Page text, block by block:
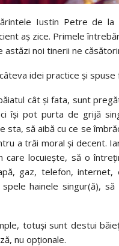
Iustin Petre de la
aș zice. Primele
noi tinerii ne
idei practice și
cât și fata, sunt
ciîși pot purta de grijă
sta, să aibă cu ce se
a trăi moral și decent.
care locuiește, să o
gaz, telefon,
spele hainele singur(ă),
totuși sunt destui
nu opționale.